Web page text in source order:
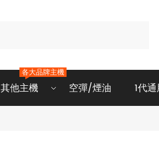
其他主機
各大品牌主機
空彈/煙油 1代